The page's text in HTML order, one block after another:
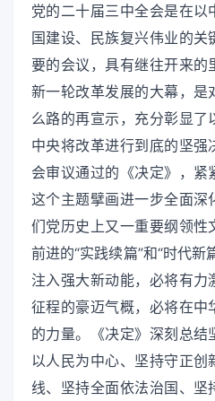
党的二十届三中全会是在以
国建设、民族复兴伟业的关
要的会议，具有继往开来的
新一轮改革发展的大幕，是
么路的再宣示，充分彰显了
中央将改革进行到底的坚
会审议通过的《决定》，
这个主题擘画进一步全面深
们党历史上又一重要纲领性
前进的“实践续篇”和“时代
注入强大新动能，必将有
征程的豪迈气概，必将在中
的力量。《决定》深刻总
以人民为中心、坚持守正创
线、坚持全面依法治国、坚